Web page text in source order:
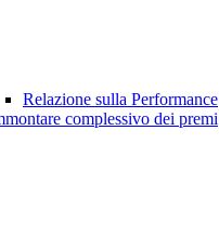
Relazione sulla Performance
complessivo dei premi